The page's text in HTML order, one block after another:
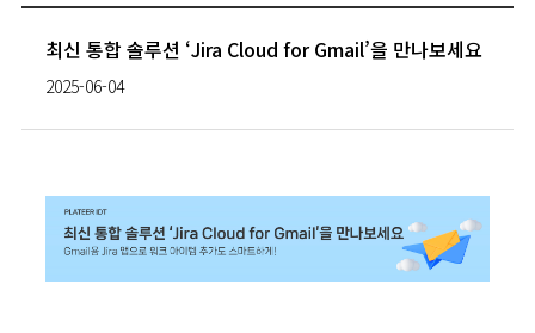
최신 통합 솔루션 ‘Jira Cloud for Gmail’을 만나보세요
2025-06-04